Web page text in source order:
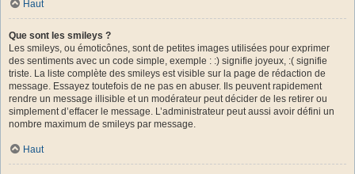
Haut
Que sont les smileys ?
Les smileys, ou émoticônes, sont de petites images utilisées pour exprimer
des sentiments avec un code simple, exemple : :) signifie joyeux, :( signifie
triste. La liste complète des smileys est visible sur la page de rédaction de
message. Essayez toutefois de ne pas en abuser. Ils peuvent rapidement
rendre un message illisible et un modérateur peut décider de les retirer ou
simplement d’effacer le message. L’administrateur peut aussi avoir défini un
nombre maximum de smileys par message.
Haut